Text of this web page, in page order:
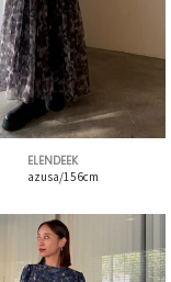
ELENDEEK
azusa/156cm